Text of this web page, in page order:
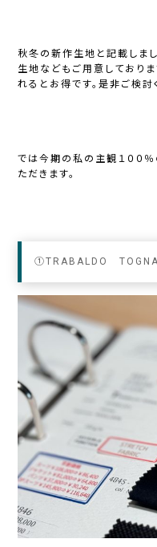
秋冬の新作生地と記載しま
生地などもご用意しており
れるとお得です。是非ご検討
では今期の私の主観１００
ただきます。
①TRABALDO